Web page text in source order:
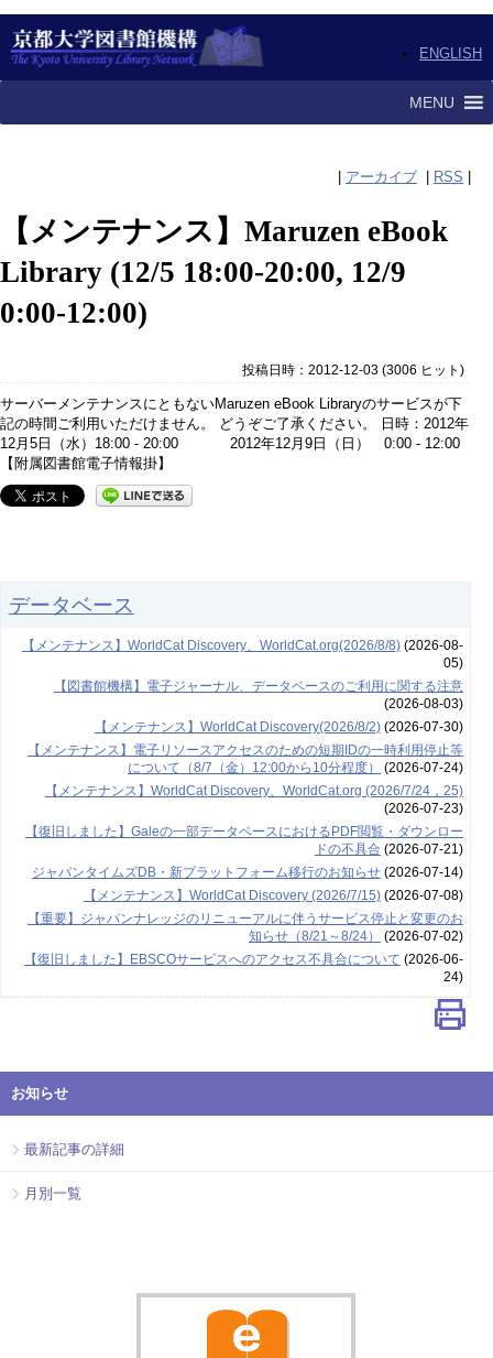
ENGLISH
MENU
アーカイブ RSS
【メンテナンス】Maruzen eBook
Library (12/5 18:00-20:00, 12/9
0:00-12:00)
投稿日時：2012-12-03(3006 ヒット )
サーバーメンテナンスにともないMaruzen eBook Libraryのサービスが下
記の時間ご利用いただけません。 どうぞご了承ください。 日時：2012年
12月5日（水）18:00 - 20:00 2012年12月9日（日） 0:00 - 12:00
【附属図書館電子情報掛】
データベース
【メンテナンス】WorldCat Discovery、WorldCat.org(2026/8/8)(2026-08-
05)
【図書館機構】電子ジャーナル、データベースのご利用に関する注意
(2026-08-03)
【メンテナンス】WorldCat Discovery(2026/8/2)(2026-07-30)
【メンテナンス】電子リソースアクセスのための短期IDの一時利用停止等
について（8/7（金）12:00から10分程度）
(2026-07-24)
【メンテナンス】WorldCat Discovery、WorldCat.org (2026/7/24，25)
(2026-07-23)
【復旧しました】Galeの一部データベースにおけるPDF閲覧・ダウンロー
ドの不具合 (2026-07-21)
ジャパンタイムズDB・新プラットフォーム移行のお知らせ(2026-07-14)
【メンテナンス】WorldCat Discovery (2026/7/15)(2026-07-08)
【重要】ジャパンナレッジのリニューアルに伴うサービス停止と変更のお
知らせ（8/21～8/24）
(2026-07-02)
【復旧しました】EBSCOサービスへのアクセス不具合について (2026-06-
24)
お知らせ
最新記事の詳細
月別一覧